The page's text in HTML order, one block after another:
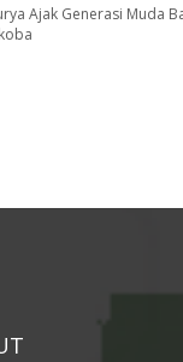
Ajak Generasi Muda